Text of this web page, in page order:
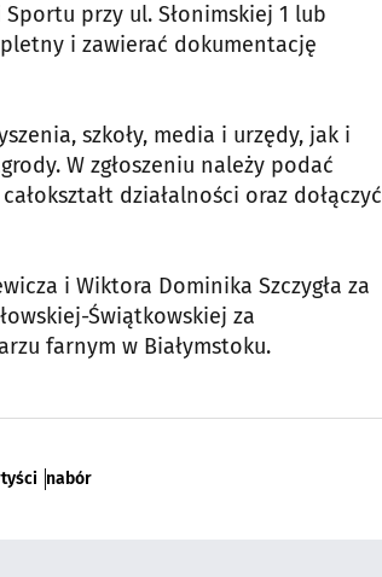
przy ul. Słonimskiej 1 lub
i zawierać dokumentację
szkoły, media i urzędy, jak i
W zgłoszeniu należy podać
działalności oraz dołączyć
i Wiktora Dominika Szczygła za
Świątkowskiej za
farnym w Białymstoku.
nabór